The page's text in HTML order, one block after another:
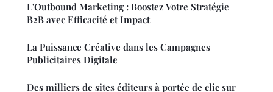
L'Outbound Marketing : Boostez Votre Stratégie
B2B avec Efficacité et Impact
La Puissance Créative dans les Campagnes
Publicitaires Digitale
Des milliers de sites éditeurs à portée de clic sur